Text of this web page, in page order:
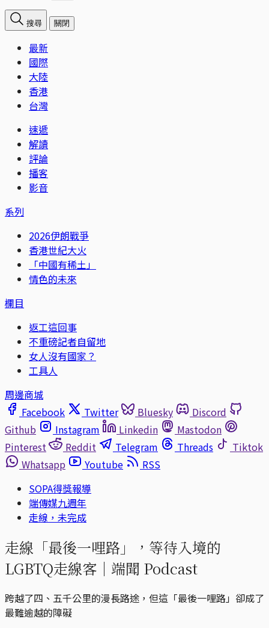
搜尋 關閉
最新
國際
大陸
香港
台灣
速遞
解讀
評論
播客
影音
系列
2026伊朗戰爭
香港世紀大火
「中國有稀土」
情色的未來
欄目
返工這回事
不重磅記者自留地
女人沒有國家？
工具人
周邊商城
Facebook
Twitter Bluesky
Discord
Github
Instagram Linkedin
Mastodon
Pinterest
Reddit Telegram Threads
Tiktok
Whatsapp
Youtube
RSS
SOPA得獎報導
端傳媒九週年
走線，未完成
走線「最後一哩路」，等待入境的
LGBTQ走線客｜端聞 Podcast
跨越了四、五千公里的漫長路途，但這「最後一哩路」卻成了
最難逾越的障礙